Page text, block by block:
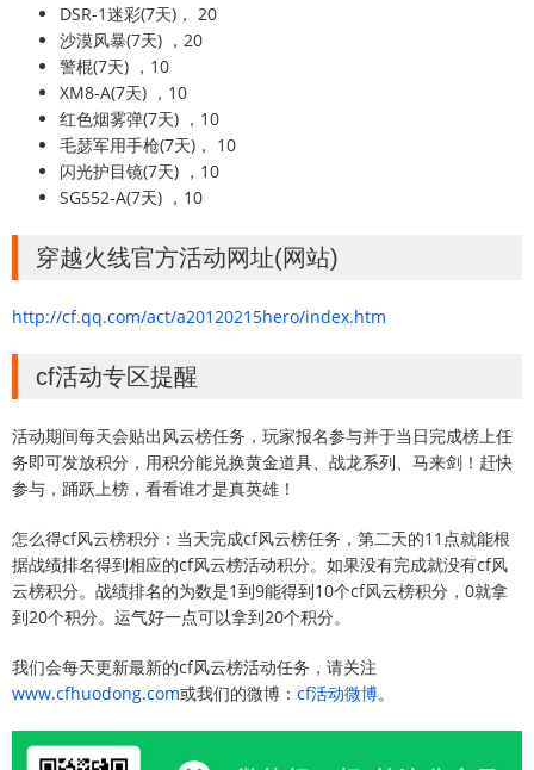
DSR-1迷彩(7天)， 20
沙漠风暴(7天) ，20
警棍(7天) ，10
XM8-A(7天) ，10
红色烟雾弹(7天) ，10
毛瑟军用手枪(7天)， 10
闪光护目镜(7天) ，10
SG552-A(7天) ，10
穿越火线官方活动网址(网站)
http://cf.qq.com/act/a20120215hero/index.htm
cf活动专区提醒
活动期间每天会贴出风云榜任务，玩家报名参与并于当日完成榜上任
务即可发放积分，用积分能兑换黄金道具、战龙系列、马来剑！赶快
参与，踊跃上榜，看看谁才是真英雄！
怎么得cf风云榜积分：当天完成cf风云榜任务，第二天的11点就能根
据战绩排名得到相应的cf风云榜活动积分。如果没有完成就没有cf风
云榜积分。战绩排名的为数是1到9能得到10个cf风云榜积分，0就拿
到20个积分。运气好一点可以拿到20个积分。
我们会每天更新最新的cf风云榜活动任务，请关注
www.cfhuodong.com或我们的微博： cf活动微博。